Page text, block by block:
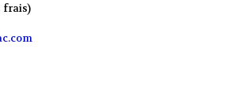
frais)